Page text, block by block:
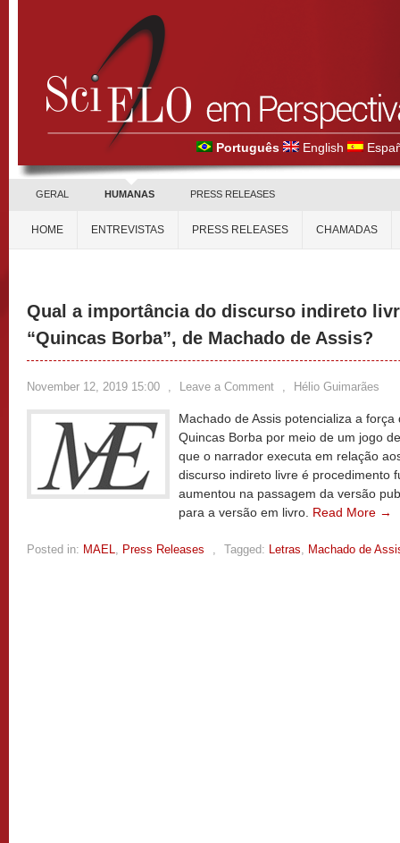
Português English
GERAL HUMANAS PRESS RELEASES
HOME ENTREVISTAS PRESS RELEASES CHAMADAS
Qual a importância do discurso indireto
“Quincas Borba”, de Machado de Assis?
November 12, 2019 15:00 , Leave a Comment , Hélio Guimarães
Machado de Assis potencializa a
Quincas Borba por meio de um jogo
que o narrador executa em relação
discurso indireto livre é procedimento
aumentou na passagem da versão
para a versão em livro. Read More →
Posted in: MAEL, Press Releases , Tagged: Letras, Machado de